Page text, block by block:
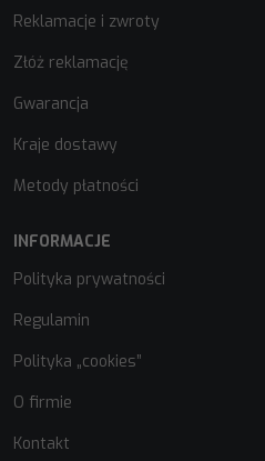
Reklamacje i zwroty
Złóż reklamację
Gwarancja
Kraje dostawy
Metody płatności
INFORMACJE
Polityka prywatności
Regulamin
Polityka „cookies”
O firmie
Kontakt